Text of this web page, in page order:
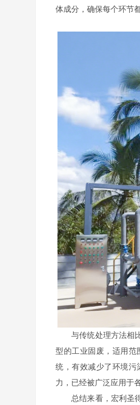
体成分，确保每个环节
与传统处理方法相
型的工业固废，适用范
统，有效减少了环境污
力，已经被广泛应用于
总结来看，宏利圣